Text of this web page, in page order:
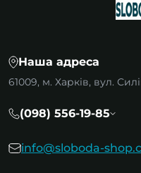
Наша адреса
61009, м. Харків, вул.
(098) 556-19-85
info@sloboda-